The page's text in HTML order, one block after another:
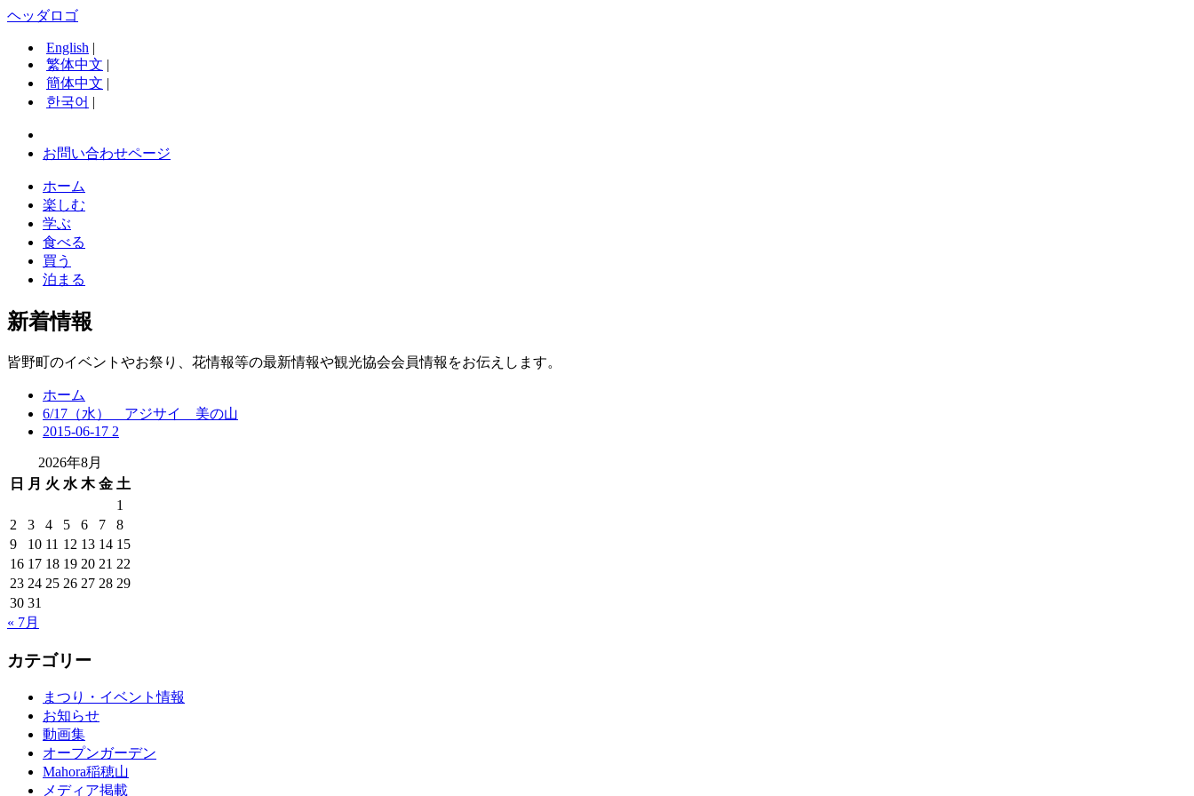
ヘッダロゴ
English |
繁体中文 |
簡体中文 |
한국어 |
お問い合わせページ
ホーム
楽しむ
学ぶ
食べる
買う
泊まる
新着情報
皆野町のイベントやお祭り、花情報等の最新情報や観光協会会員情報をお伝えします。
ホーム
6/17（水） アジサイ 美の山
2015-06-17 2
2026年8月
日
月 火 水 木 金 土
1
2
3 4 5 6 7
8
9
10 11 12 13 14 15
16 17 18 19 20 21 22
23 24 25 26 27 28 29
30 31
« 7月
カテゴリー
まつり・イベント情報
お知らせ
動画集
オープンガーデン
Mahora稲穂山
メディア掲載